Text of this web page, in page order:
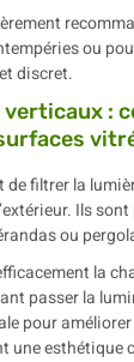
ou
discret.
verticaux :
de filtrer la
Ils
ou
la
passer la
pour
une esthétique